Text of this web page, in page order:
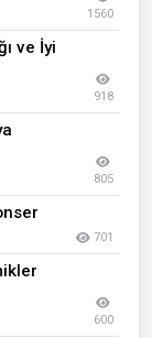
1560
ve İyi
918
805
701
600